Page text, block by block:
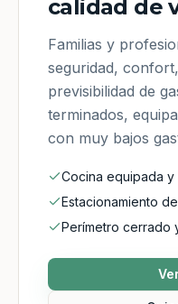
calidad de
Familias y
seguridad,
previsibilidad de
terminados,
con muy bajos
Cocina equipada
Estacionamiento
Perímetro cerrado